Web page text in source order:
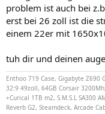
problem ist auch bei
erst bei 26 zoll ist die
einem 22er mit
tuh dir und deinen
Enthoo 719 Case, Gigabyte Z690
32:9 49zoll, 64GB Corsair
+Curical 1TB m2, S.M.S.L SA300
Reverb G2, Steamdeck, Arcade